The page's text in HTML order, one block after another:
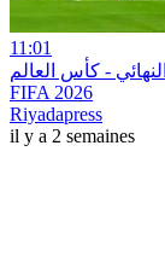
11:01
- كأس العالم
FIFA 2026
Riyadapress
il y a 2 semaines